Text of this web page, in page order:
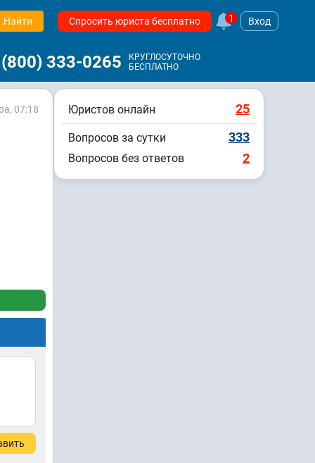
Найти Спросить юриста бесплатно 1 Вход
333-0265
КРУГЛОСУТОЧНО
БЕСПЛАТНО
07:18 Юристов онлайн 25
Вопросов за сутки 333
Вопросов без ответов 2